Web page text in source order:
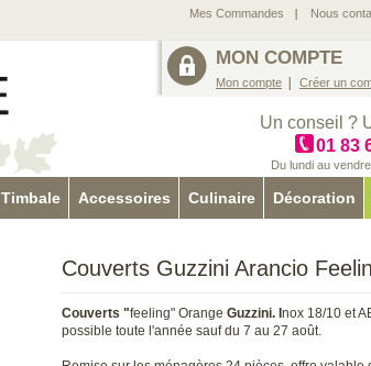
Mes Commandes Nous
MON COMPTE
Mon compte Créer un
Un conseil ?
01 83
Du lundi au
Timbale Accessoires Culinaire Décoration
Couverts Guzzini Arancio
Couverts "feeling" Orange Guzzini. I nox 18/10 et
possible toute l'année sauf du 7 au 27 août.